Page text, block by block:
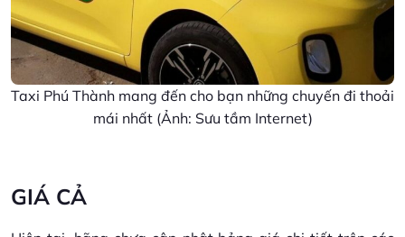
Taxi Phú Thành mang đến cho bạn những chuyến đi thoải
mái nhất (Ảnh: Sưu tầm Internet)
GIÁ CẢ